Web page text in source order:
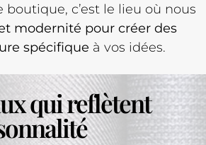
c’est le lieu où nous
modernité pour créer des
spécifique à vos idées.
qui reflètent